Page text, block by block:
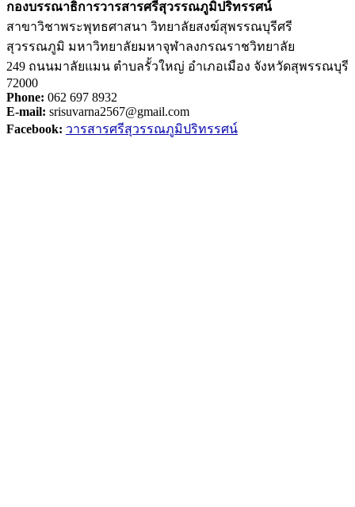
กองบรรณาธิการวารสารศรีสุวรรณภูมิปริทรรศน์
สาขาวิชาพระพุทธศาสนา วิทยาลัยสงฆ์สุพรรณบุรีศรี
สุวรรณภูมิ มหาวิทยาลัยมหาจุฬาลงกรณราชวิทยาลัย
249 ถนนมาลัยแมน ตำบลรั้วใหญ่ อำเภอเมือง จังหวัดสุพรรณบุรี
72000
Phone: 062 697 8932
E-mail: srisuvarna2567@gmail.com
Facebook: วารสารศรีสุวรรณภูมิปริทรรศน์